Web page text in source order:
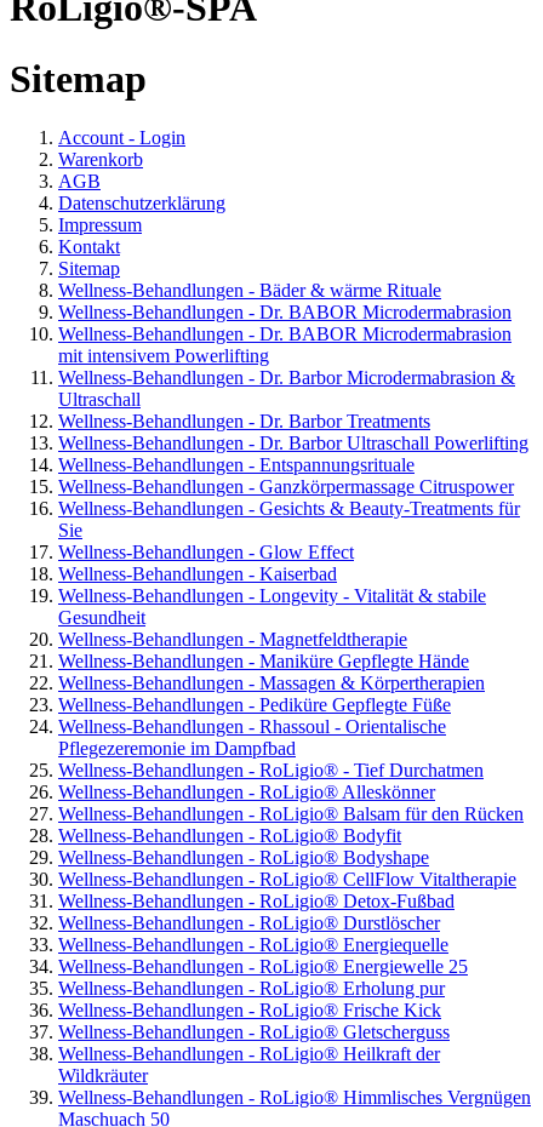
Sitemap
Account - Login
Warenkorb
AGB
Datenschutzerklärung
Impressum
Kontakt
Sitemap
Wellness-Behandlungen - Bäder & wärme Rituale
Wellness-Behandlungen - Dr. BABOR Microdermabrasion
Wellness-Behandlungen - Dr. BABOR Microdermabrasion
mit intensivem Powerlifting
Wellness-Behandlungen - Dr. Barbor Microdermabrasion &
Ultraschall
Wellness-Behandlungen - Dr. Barbor Treatments
Wellness-Behandlungen - Dr. Barbor Ultraschall Powerlifting
Wellness-Behandlungen - Entspannungsrituale
Wellness-Behandlungen - Ganzkörpermassage Citruspower
Wellness-Behandlungen - Gesichts & Beauty-Treatments für
Sie
Wellness-Behandlungen - Glow Effect
Wellness-Behandlungen - Kaiserbad
Wellness-Behandlungen - Longevity - Vitalität & stabile
Gesundheit
Wellness-Behandlungen - Magnetfeldtherapie
Wellness-Behandlungen - Maniküre Gepflegte Hände
Wellness-Behandlungen - Massagen & Körpertherapien
Wellness-Behandlungen - Pediküre Gepflegte Füße
Wellness-Behandlungen - Rhassoul - Orientalische
Pflegezeremonie im Dampfbad
Wellness-Behandlungen - RoLigio® - Tief Durchatmen
Wellness-Behandlungen - RoLigio® Alleskönner
Wellness-Behandlungen - RoLigio® Balsam für den Rücken
Wellness-Behandlungen - RoLigio® Bodyfit
Wellness-Behandlungen - RoLigio® Bodyshape
Wellness-Behandlungen - RoLigio® CellFlow Vitaltherapie
Wellness-Behandlungen - RoLigio® Detox-Fußbad
Wellness-Behandlungen - RoLigio® Durstlöscher
Wellness-Behandlungen - RoLigio® Energiequelle
Wellness-Behandlungen - RoLigio® Energiewelle 25
Wellness-Behandlungen - RoLigio® Erholung pur
Wellness-Behandlungen - RoLigio® Frische Kick
Wellness-Behandlungen - RoLigio® Gletscherguss
Wellness-Behandlungen - RoLigio® Heilkraft der
Wildkräuter
Wellness-Behandlungen - RoLigio® Himmlisches Vergnügen
Maschuach 50